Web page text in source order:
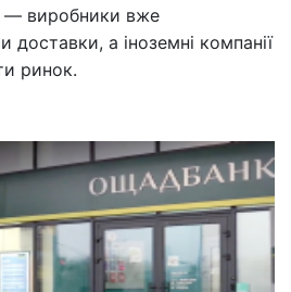
— виробники вже
доставки, а іноземні компанії
ринок.